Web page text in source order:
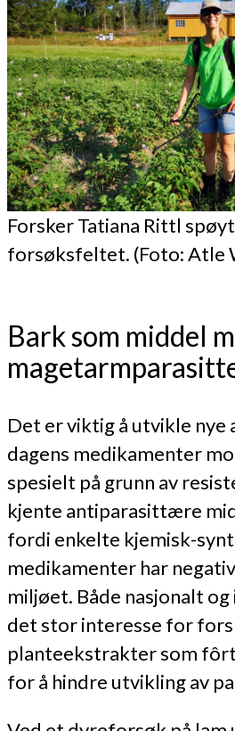
Forsker Tatiana Rittl
forsøksfeltet. (Foto: Atle
Bark som middel
Det er viktig å utvikle
dagens medikamenter
spesielt på grunn av
kjente antiparasittære
fordi enkelte kjemisk-
medikamenter har
miljøet. Både nasjonalt
det stor interesse for
planteekstrakter som
for å hindre utvikling av